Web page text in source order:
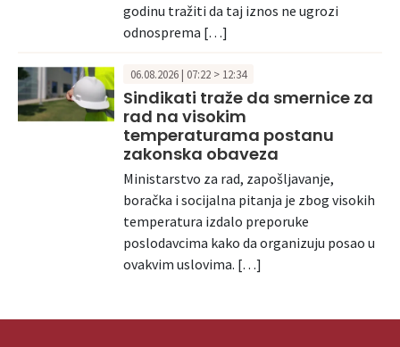
godinu tražiti da taj iznos ne ugrozi
odnosprema […]
06.08.2026 | 07:22 > 12:34
Sindikati traže da smernice za
rad na visokim
temperaturama postanu
zakonska obaveza
Ministarstvo za rad, zapošljavanje,
boračka i socijalna pitanja je zbog visokih
temperatura izdalo preporuke
poslodavcima kako da organizuju posao u
ovakvim uslovima. […]